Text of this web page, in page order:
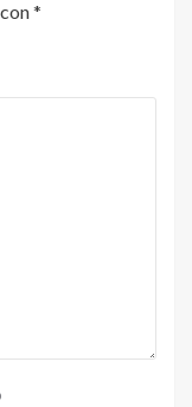
*